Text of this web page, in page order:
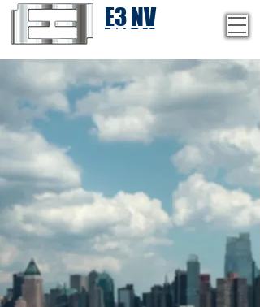
E3 NV
1-775-246-8111